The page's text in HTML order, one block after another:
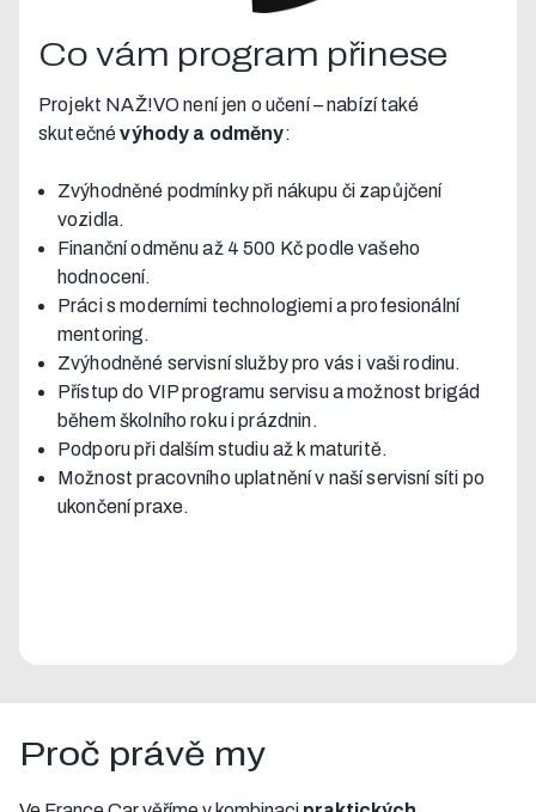
Co vám program přinese
Projekt NAŽ!VO není jen o učení – nabízí také
skutečnévýhody a odměny:
Zvýhodněné podmínky při nákupu či zapůjčení
vozidla.
Finanční odměnu až 4 500 Kč podle vašeho
hodnocení.
Práci s moderními technologiemi a profesionální
mentoring.
Zvýhodněné servisní služby pro vás i vaši rodinu.
Přístup do VIP programu servisu a možnost brigád
během školního roku i prázdnin.
Podporu při dalším studiu až k maturitě.
Možnost pracovního uplatnění v naší servisní síti po
ukončení praxe.
Proč právě my